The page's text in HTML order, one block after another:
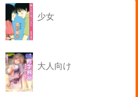
少女
大人向け